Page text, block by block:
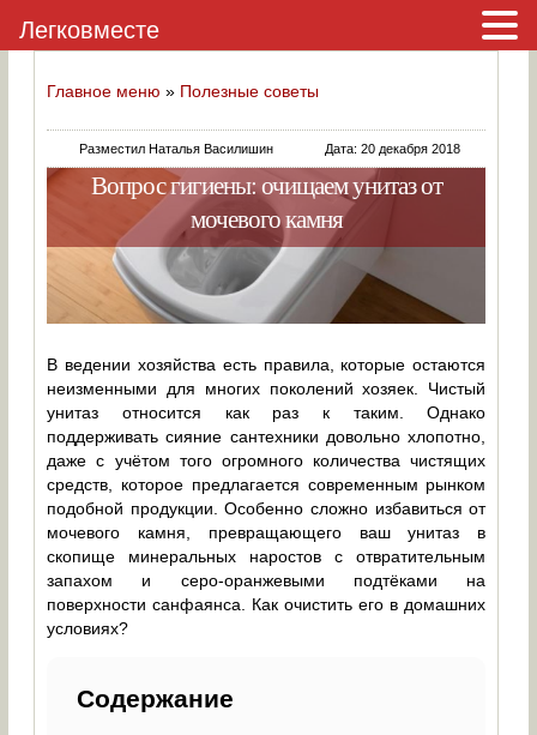
Главное меню » Полезные советы
Разместил Наталья Василишин Дата: 20 декабря 2018
Вопрос гигиены: очищаем унитаз от
мочевого камня
В ведении хозяйства есть правила, которые остаются
неизменными для многих поколений хозяек. Чистый
унитаз относится как раз к таким. Однако
поддерживать сияние сантехники довольно хлопотно,
даже с учётом того огромного количества чистящих
средств, которое предлагается современным рынком
подобной продукции. Особенно сложно избавиться от
мочевого камня, превращающего ваш унитаз в
скопище минеральных наростов с отвратительным
запахом и серо-оранжевыми подтёками на
поверхности санфаянса. Как очистить его в домашних
условиях?
Содержание
Легковместе